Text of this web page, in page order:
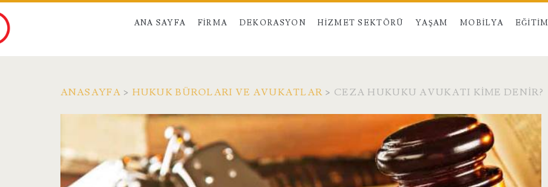
ANA SAYFA FIRMA DEKORASYON HIZMET SEKTÖRÜ YAŞAM MOBILYA EĞITIM
ANASAYFA > HUKUK BÜROLARI VE AVUKATLAR > CEZA HUKUKU AVUKATI KIME DENIR?